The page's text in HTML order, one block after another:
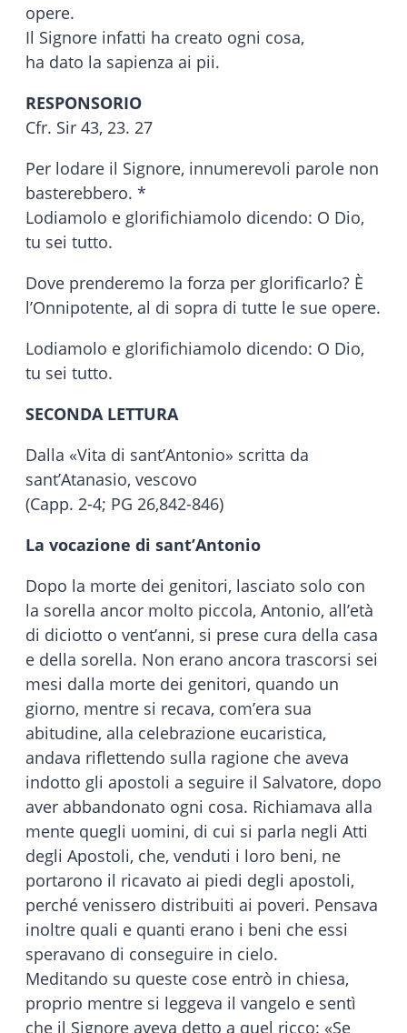
opere.
Il Signore infatti ha creato ogni cosa,
ha dato la sapienza ai pii.
RESPONSORIO
Cfr. Sir 43, 23. 27
Per lodare il Signore, innumerevoli parole non
basterebbero. *
Lodiamolo e glorifichiamolo dicendo: O Dio,
tu sei tutto.
Dove prenderemo la forza per glorificarlo? È
l’Onnipotente, al di sopra di tutte le sue opere.
Lodiamolo e glorifichiamolo dicendo: O Dio,
tu sei tutto.
SECONDA LETTURA
Dalla «Vita di sant’Antonio» scritta da
sant’Atanasio, vescovo
(Capp. 2-4; PG 26,842-846)
La vocazione di sant’Antonio
Dopo la morte dei genitori, lasciato solo con
la sorella ancor molto piccola, Antonio, all’età
di diciotto o vent’anni, si prese cura della casa
e della sorella. Non erano ancora trascorsi sei
mesi dalla morte dei genitori, quando un
giorno, mentre si recava, com’era sua
abitudine, alla celebrazione eucaristica,
andava riflettendo sulla ragione che aveva
indotto gli apostoli a seguire il Salvatore, dopo
aver abbandonato ogni cosa. Richiamava alla
mente quegli uomini, di cui si parla negli Atti
degli Apostoli, che, venduti i loro beni, ne
portarono il ricavato ai piedi degli apostoli,
perché venissero distribuiti ai poveri. Pensava
inoltre quali e quanti erano i beni che essi
speravano di conseguire in cielo.
Meditando su queste cose entrò in chiesa,
proprio mentre si leggeva il vangelo e sentì
che il Signore aveva detto a quel ricco: «Se